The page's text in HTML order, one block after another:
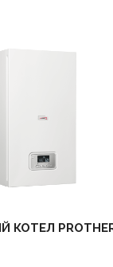
КОТЕЛ